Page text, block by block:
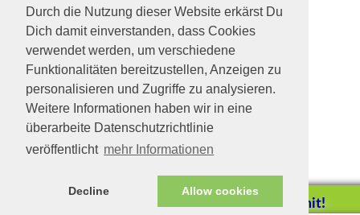
Durch die Nutzung dieser Website erkärst Du
Dich damit einverstanden, dass Cookies
verwendet werden, um verschiedene
Funktionalitäten bereitzustellen, Anzeigen zu
personalisieren und Zugriffe zu analysieren.
Weitere Informationen haben wir in eine
überarbeite Datenschutzrichtlinie
veröffentlicht mehr Informationen
Decline Allow cookies
Spendenkonto: Kreissparkasse MSEBE
IBAN: DE54702501500017123845
BIC: BYLADEM1KMS
Helfen Sie mit!